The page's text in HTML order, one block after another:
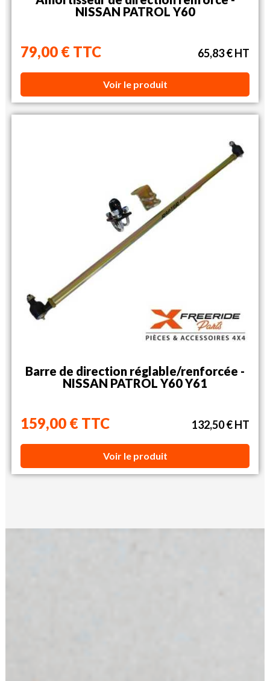
NISSAN PATROL Y60
79,00 € TTC 65,83 € HT
Voir le produit
Barre de direction réglable/renforcée -
NISSAN PATROL Y60 Y61
159,00 € TTC 132,50 € HT
Voir le produit